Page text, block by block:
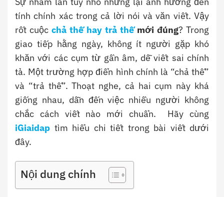
tính chính xác trong cả lời nói và văn viết. Vậy
rốt cuộc chả thế hay trả thếmới đúng? Trong
giao tiếp hằng ngày, không ít người gặp khó
khăn với các cụm từ gần âm, dễ viết sai chính
tả. Một trường hợp điển hình chính là “chả thế”
và “trả thế”. Thoạt nghe, cả hai cụm này khá
giống nhau, dẫn đến việc nhiều người không
chắc cách viết nào mới chuẩn.
Hãy cùng
iGiaidap tìm hiểu chi tiết trong bài viết dưới
đây.
Nội dung chính